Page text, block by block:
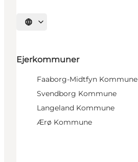
Vælg sprog
Ejerkommuner
Faaborg-Midtfyn Kommune
Svendborg Kommune
Langeland Kommune
Ærø Kommune